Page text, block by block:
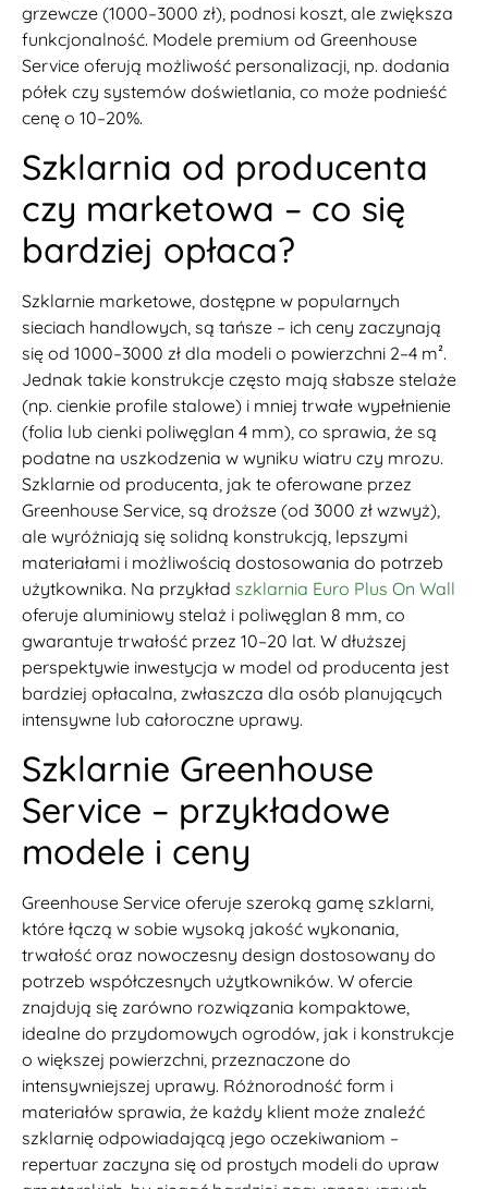
grzewcze (1000–3000 zł), podnosi koszt, ale zwiększa
funkcjonalność. Modele premium od Greenhouse
Service oferują możliwość personalizacji, np. dodania
półek czy systemów doświetlania, co może podnieść
cenę o 10–20%.
Szklarnia od producenta
czy marketowa – co się
bardziej opłaca?
Szklarnie marketowe, dostępne w popularnych
sieciach handlowych, są tańsze – ich ceny zaczynają
się od 1000–3000 zł dla modeli o powierzchni 2–4 m².
Jednak takie konstrukcje często mają słabsze stelaże
(np. cienkie profile stalowe) i mniej trwałe wypełnienie
(folia lub cienki poliwęglan 4 mm), co sprawia, że są
podatne na uszkodzenia w wyniku wiatru czy mrozu.
Szklarnie od producenta, jak te oferowane przez
Greenhouse Service, są droższe (od 3000 zł wzwyż),
ale wyróżniają się solidną konstrukcją, lepszymi
materiałami i możliwością dostosowania do potrzeb
użytkownika. Na przykład szklarnia Euro Plus On Wall
oferuje aluminiowy stelaż i poliwęglan 8 mm, co
gwarantuje trwałość przez 10–20 lat. W dłuższej
perspektywie inwestycja w model od producenta jest
bardziej opłacalna, zwłaszcza dla osób planujących
intensywne lub całoroczne uprawy.
Szklarnie Greenhouse
Service – przykładowe
modele i ceny
Greenhouse Service oferuje szeroką gamę szklarni,
które łączą w sobie wysoką jakość wykonania,
trwałość oraz nowoczesny design dostosowany do
potrzeb współczesnych użytkowników. W ofercie
znajdują się zarówno rozwiązania kompaktowe,
idealne do przydomowych ogrodów, jak i konstrukcje
o większej powierzchni, przeznaczone do
intensywniejszej uprawy. Różnorodność form i
materiałów sprawia, że każdy klient może znaleźć
szklarnię odpowiadającą jego oczekiwaniom –
repertuar zaczyna się od prostych modeli do upraw